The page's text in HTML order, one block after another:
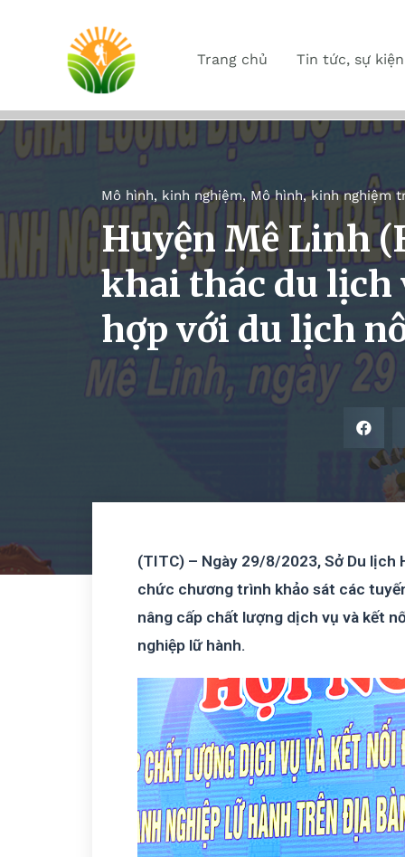
Trang chủ Tin tức, sự kiện
Mô hình, kinh nghiệm, Mô hình, kinh nghiệm
Huyện Mê Linh
khai thác du lịch
hợp với du lịch
(TITC) – Ngày 29/8/2023, Sở Du lịch
chức chương trình khảo sát các
nâng cấp chất lượng dịch vụ và kết
nghiệp lữ hành.